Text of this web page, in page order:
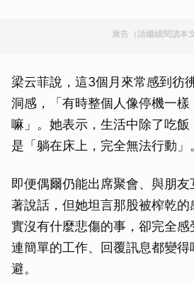
廣告（請繼續閱讀本文
梁云菲說，這3個月來常感到彷
洞感，「有時整個人像停機一
嘛」。她表示，生活中除了吃
是「躺在床上，完全無法行動」
即便偶爾仍能出席聚會、與朋
著說話，但她坦言那股被榨乾
實沒有什麼悲傷的事，卻完全感
連簡單的工作、回覆訊息都變
避。